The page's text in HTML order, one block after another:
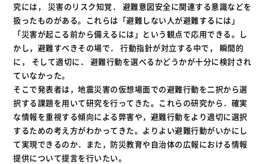
究には， 災害のリスク知覚． 避難意図安全に関連する意識などを
扱ったものがある。これらは「避難しない人が避難するには」
「災害が起こる前から備えるには」という観点で応用できる。し
かし，避難すべきその場で． 行動指針が対立する中で， 瞬間的
に， そして適切に． 避難行動を選べるかどうかが十分に検討され
ていなかった。
そこで発表者は，地震災害の仮想場面での避難行動を二択から選
択する課題を用いて研究を行ってきた。これらの研究から．確実
な情報を重視する傾向による弊害や，避難行動をより適切に選択
するための考え方がわかってきた。よりよい避難行動がいかにし
て実現できるのか．また，防災教育や自治体の広報における情報
提供について提言を行いたい。